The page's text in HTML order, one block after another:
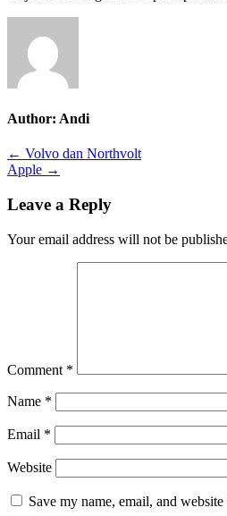
Author: Andi
Post
navigation
← Volvo dan Northvolt
Apple →
Leave a Reply
Your email address will not be
Comment *
Name *
Email *
Website
Save my name, email, and